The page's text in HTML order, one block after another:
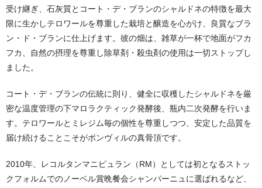
受け継ぎ、石灰質とコート・デ・ブランのシャルドネの特徴を最大
限に生かしテロワールを尊重した栽培と醸造を心がけ、良質なブラ
ン・ド・ブランに仕上げます。彼の畑は、雑草が一杯で地面がフカ
フカ、自然の摂理を尊重し除草剤・殺虫剤の使用は一切ストップし
ました。
コート・デ・ブランの伝統に則り、健全に収穫したシャルドネを厳
密な温度管理の下マロラクティック発酵後、瓶内二次発酵を行いま
す。テロワールとミレジム毎の個性を尊重しつつ、安定した品質を
届け続けることこそがボンヴィルの真骨頂です。
2010年、レコルタンマニピュラン（RM）としては初となるストッ
クフォルムでのノーベル賞晩餐会シャンパーニュに選ばれるなど、